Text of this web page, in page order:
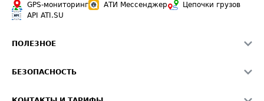
GPS-мониторинг
АТИ Мессенджер
Цепочки грузов
API ATI.SU
ПОЛЕЗНОЕ
Звезды ATI.SU на вашем сайте
БЕЗОПАСНОСТЬ